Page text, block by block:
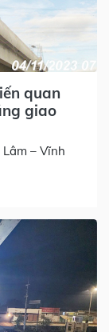
quan
giao
– Vĩnh